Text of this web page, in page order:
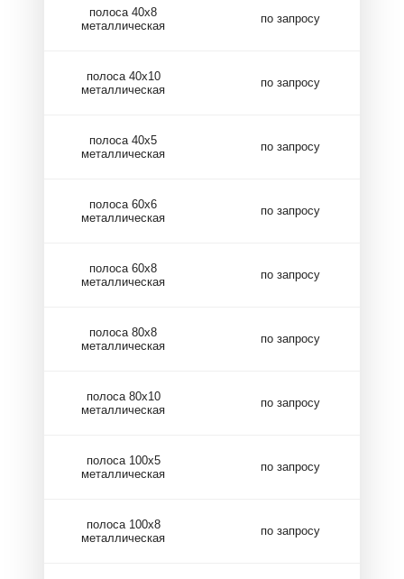
полоса 40х8
металлическая
по запросу
полоса 40х10
металлическая
по запросу
полоса 40х5
металлическая
по запросу
полоса 60х6
металлическая
по запросу
полоса 60х8
металлическая
по запросу
полоса 80х8
металлическая
по запросу
полоса 80х10
металлическая
по запросу
полоса 100х5
металлическая
по запросу
полоса 100х8
металлическая
по запросу